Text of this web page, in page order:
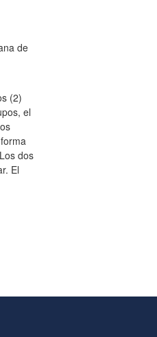
de
(2)
el
dos
El